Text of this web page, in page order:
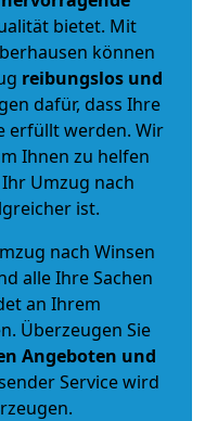
bietet. Mit
können
reibungslos und
dafür, dass Ihre
erfüllt werden. Wir
Ihnen zu helfen
Umzug nach
ist.
nach Winsen
alle Ihre Sachen
an Ihrem
Überzeugen Sie
Angeboten und
Service wird